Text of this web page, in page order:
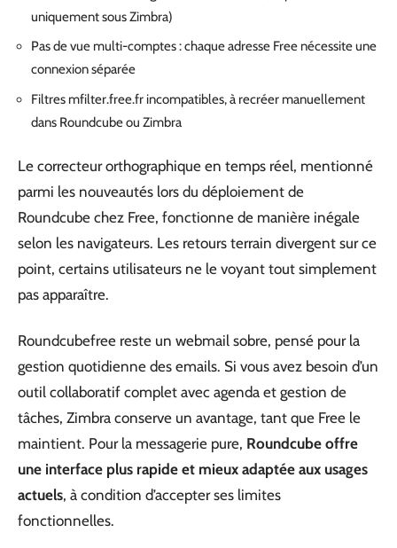
uniquement sous Zimbra)
Pas de vue multi-comptes : chaque adresse Free nécessite une
connexion séparée
Filtres mfilter.free.fr incompatibles, à recréer manuellement
dans Roundcube ou Zimbra
Le correcteur orthographique en temps réel, mentionné
parmi les nouveautés lors du déploiement de
Roundcube chez Free, fonctionne de manière inégale
selon les navigateurs. Les retours terrain divergent sur ce
point, certains utilisateurs ne le voyant tout simplement
pas apparaître.
Roundcubefree reste un webmail sobre, pensé pour la
gestion quotidienne des emails. Si vous avez besoin d’un
outil collaboratif complet avec agenda et gestion de
tâches, Zimbra conserve un avantage, tant que Free le
maintient. Pour la messagerie pure, Roundcube offre
une interface plus rapide et mieux adaptée aux usages
actuels, à condition d’accepter ses limites
fonctionnelles.